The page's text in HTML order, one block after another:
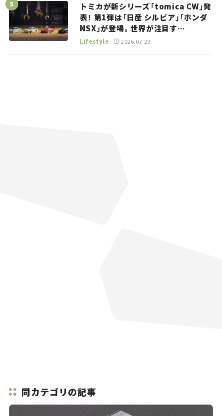
トミカが新シリーズ「tomica CW」発
表！ 第1弾は「日産 シルビア」「ホンダ
NSX」が登場。世界が注目す
る“JDM”に焦点【クルマとホビー】
Lifestyle 2026.07.29
同カテゴリの記事